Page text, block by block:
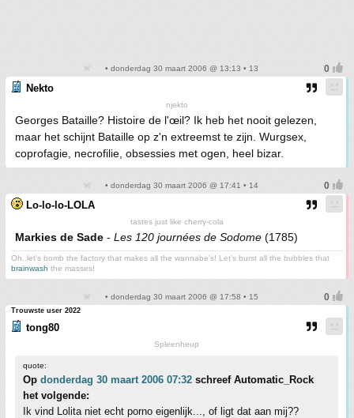
• donderdag 30 maart 2006 @ 13:13 • 13
Nekto
njekto
Georges Bataille? Histoire de l'œil? Ik heb het nooit gelezen,
maar het schijnt Bataille op z'n extreemst te zijn. Wurgsex,
coprofagie, necrofilie, obsessies met ogen, heel bizar.
• donderdag 30 maart 2006 @ 17:41 • 14
Lo-lo-lo-LOLA
tastes just like cherry-cola
Markies de Sade - Les 120 journées de Sodome (1785)
Oh..let's bomb the factory that makes all the wannabe's! Let's burst all the bubbles that
brainwash the masses!
• donderdag 30 maart 2006 @ 17:58 • 15
Trouwste user 2022
tong80
Spleenheup
quote:
Op donderdag 30 maart 2006 07:32 schreef Automatic_Rock
het volgende:
Ik vind Lolita niet echt porno eigenlijk..., of ligt dat aan mij??